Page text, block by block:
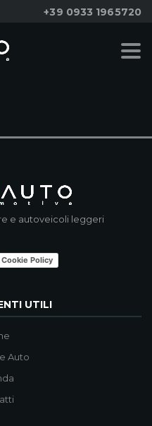
+39 0933 1965720
e autoveicoli leggeri
Cookie Policy
UTILI
Auto